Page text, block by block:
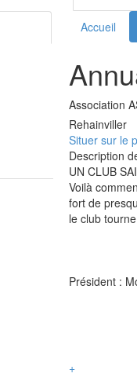
Accueil
Association
Rehainviller
Situer sur le
Description
UN CLUB
Voilà
fort de
le club
Président :
+